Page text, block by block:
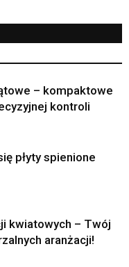
– kompaktowe
kontroli
płyty spienione
kwiatowych – Twój
aranżacji!